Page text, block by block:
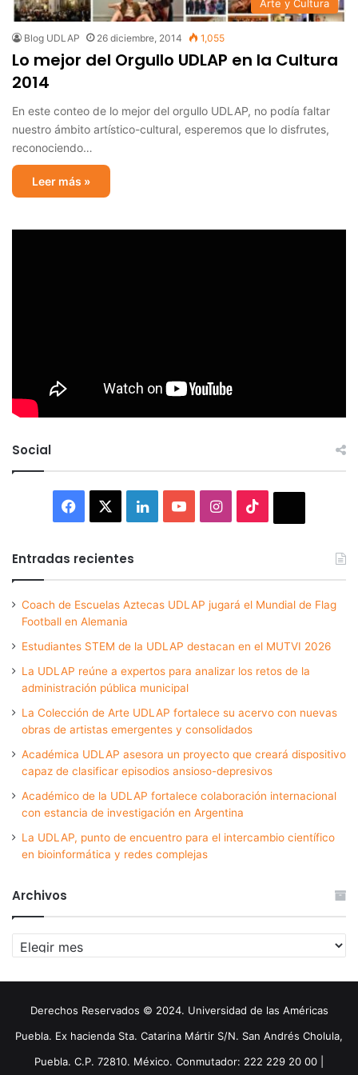
Arte y Cultura
Blog UDLAP 26 diciembre, 2014 1,055
Lo mejor del Orgullo UDLAP en la Cultura
2014
En este conteo de lo mejor del orgullo UDLAP, no podía faltar
nuestro ámbito artístico-cultural, esperemos que lo disfrutes,
reconociendo…
Leer más »
Social
Facebook LinkedInYouTubeInstagram
Entradas recientes
Coach de Escuelas Aztecas UDLAP jugará el Mundial de Flag
Football en Alemania
Estudiantes STEM de la UDLAP destacan en el MUTVI 2026
La UDLAP reúne a expertos para analizar los retos de la
administración pública municipal
La Colección de Arte UDLAP fortalece su acervo con nuevas
obras de artistas emergentes y consolidados
Académica UDLAP asesora un proyecto que creará dispositivo
capaz de clasificar episodios ansioso-depresivos
Académico de la UDLAP fortalece colaboración internacional
con estancia de investigación en Argentina
La UDLAP, punto de encuentro para el intercambio científico
en bioinformática y redes complejas
Archivos
Archivos
Derechos Reservados © 2024. Universidad de las Américas
Puebla. Ex hacienda Sta. Catarina Mártir S/N. San Andrés Cholula,
Puebla. C.P. 72810. México. Conmutador: 222 229 20 00 |